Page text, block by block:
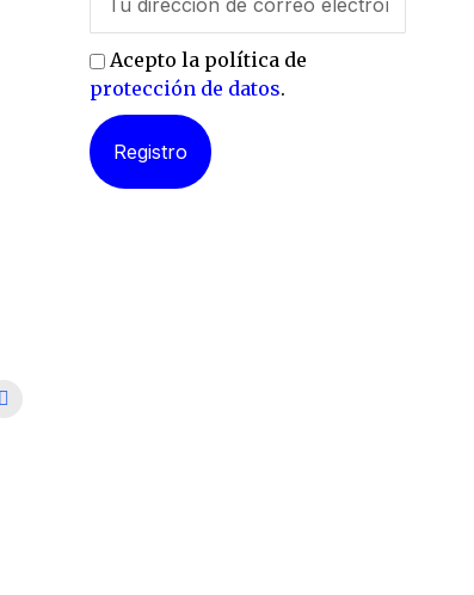
Acepto la política de
protección de datos.